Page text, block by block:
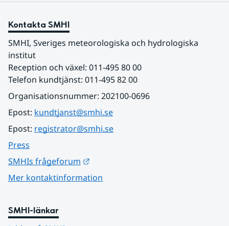
Kontakta SMHI
SMHI, Sveriges meteorologiska och hydrologiska
institut
Reception och växel: 011-495 80 00
Telefon kundtjänst: 011-495 82 00
Organisationsnummer: 202100-0696
Epost: kundtjanst@smhi.se
Epost: registrator@smhi.se
Press
SMHIs frågeforum
Mer kontaktinformation
SMHI-länkar